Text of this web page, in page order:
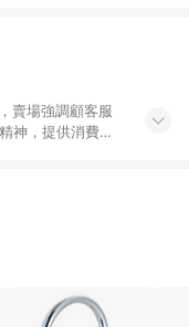
賣場強調顧客服
神，提供消費者
各家分店內規劃
來店顧客，能輕
都能得到新的啟
消費者居家修繕